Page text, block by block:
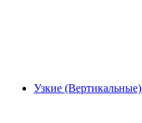
Узкие (Вертикальные)